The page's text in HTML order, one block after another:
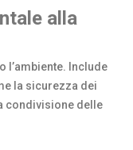
alla
l’ambiente. Include
la sicurezza dei
condivisione delle